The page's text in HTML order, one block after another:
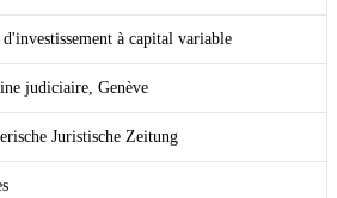
d'investissement à capital variable
judiciaire, Genève
Juristische Zeitung